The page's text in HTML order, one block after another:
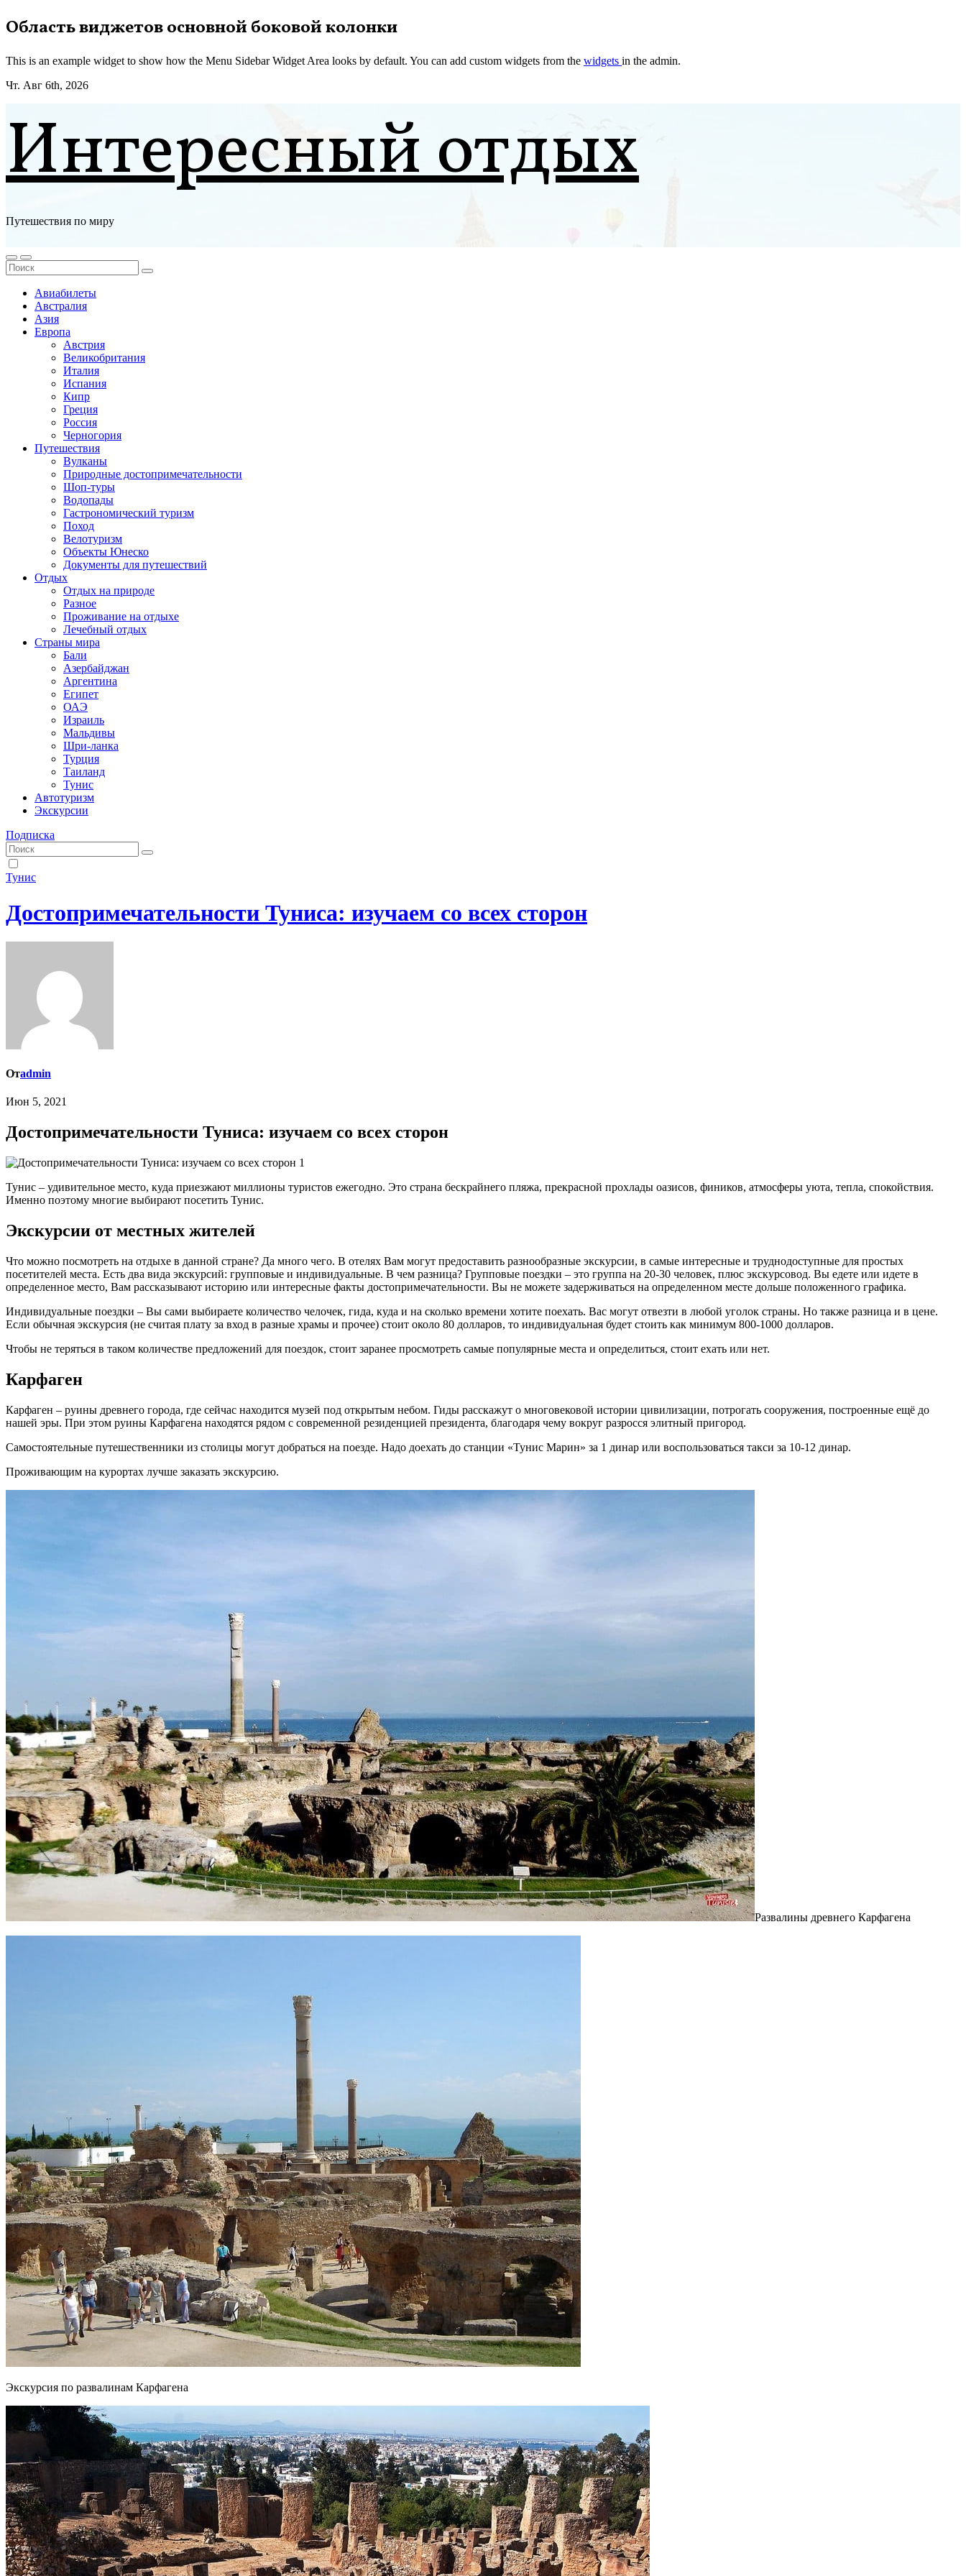
Перейти
к
Область виджетов основной боковой колонки
This is an example widget to show how the Menu Sidebar Widget Area looks by default. You can add custom widgets from the widgets in the admin.
Чт. Авг 6th, 2026
Интересный отдых
Путешествия по миру
Авиабилеты
Австралия
Азия
Европа
Австрия
Великобритания
Италия
Испания
Кипр
Греция
Россия
Черногория
Путешествия
Вулканы
Природные достопримечательности
Шоп-туры
Водопады
Гастрономический туризм
Поход
Велотуризм
Объекты Юнеско
Документы для путешествий
Отдых
Отдых на природе
Разное
Проживание на отдыхе
Лечебный отдых
Страны мира
Бали
Азербайджан
Аргентина
Египет
ОАЭ
Израиль
Мальдивы
Шри-ланка
Турция
Таиланд
Тунис
Автотуризм
Экскурсии
Подписка
Тунис
Достопримечательности Туниса: изучаем со всех сторон
Отadmin
Июн 5, 2021
Достопримечательности Туниса: изучаем со всех сторон
Тунис – удивительное место, куда приезжают миллионы туристов ежегодно. Это страна бескрайнего пляжа, прекрасной прохлады оазисов, фиников, атмосферы уюта, тепла, спокойствия.
Именно поэтому многие выбирают посетить Тунис.
Экскурсии от местных жителей
Что можно посмотреть на отдыхе в данной стране? Да много чего. В отелях Вам могут предоставить разнообразные экскурсии, в самые интересные и труднодоступные для простых
посетителей места. Есть два вида экскурсий: групповые и индивидуальные. В чем разница? Групповые поездки – это группа на 20-30 человек, плюс экскурсовод. Вы едете или идете в
определенное место, Вам рассказывают историю или интересные факты достопримечательности. Вы не можете задерживаться на определенном месте дольше положенного графика.
Индивидуальные поездки – Вы сами выбираете количество челочек, гида, куда и на сколько времени хотите поехать. Вас могут отвезти в любой уголок страны. Но также разница и в цене.
Если обычная экскурсия (не считая плату за вход в разные храмы и прочее) стоит около 80 долларов, то индивидуальная будет стоить как минимум 800-1000 долларов.
Чтобы не теряться в таком количестве предложений для поездок, стоит заранее просмотреть самые популярные места и определиться, стоит ехать или нет.
Карфаген
Карфаген – руины древнего города, где сейчас находится музей под открытым небом. Гиды расскажут о многовековой истории цивилизации, потрогать сооружения, построенные ещё до
нашей эры. При этом руины Карфагена находятся рядом с современной резиденцией президента, благодаря чему вокруг разросся элитный пригород.
Самостоятельные путешественники из столицы могут добраться на поезде. Надо доехать до станции «Тунис Марин» за 1 динар или воспользоваться такси за 10-12 динар.
Проживающим на курортах лучше заказать экскурсию.
Развалины древнего Карфагена
Экскурсия по развалинам Карфагена